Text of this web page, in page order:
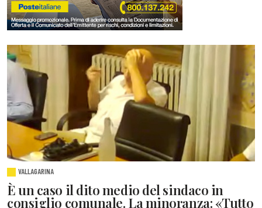
VALLAGARINA
È un caso il dito medio del sindaco in
consiglio comunale. La minoranza: «Tutto